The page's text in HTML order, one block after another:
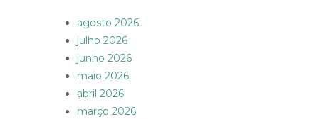
agosto 2026
julho 2026
junho 2026
maio 2026
abril 2026
março 2026